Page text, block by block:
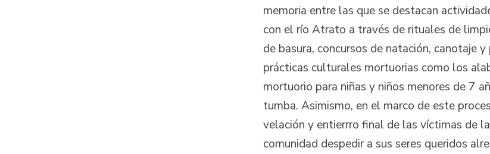
memoria entre las que se destacan
con el río Atrato a través de rituales de
de basura, concursos de natación, canotaje
prácticas culturales mortuorias como los
mortuorio para niñas y niños menores de 7
tumba. Asimismo, en el marco de este
velación y entierrro final de las víctimas de
comunidad despedir a sus seres queridos